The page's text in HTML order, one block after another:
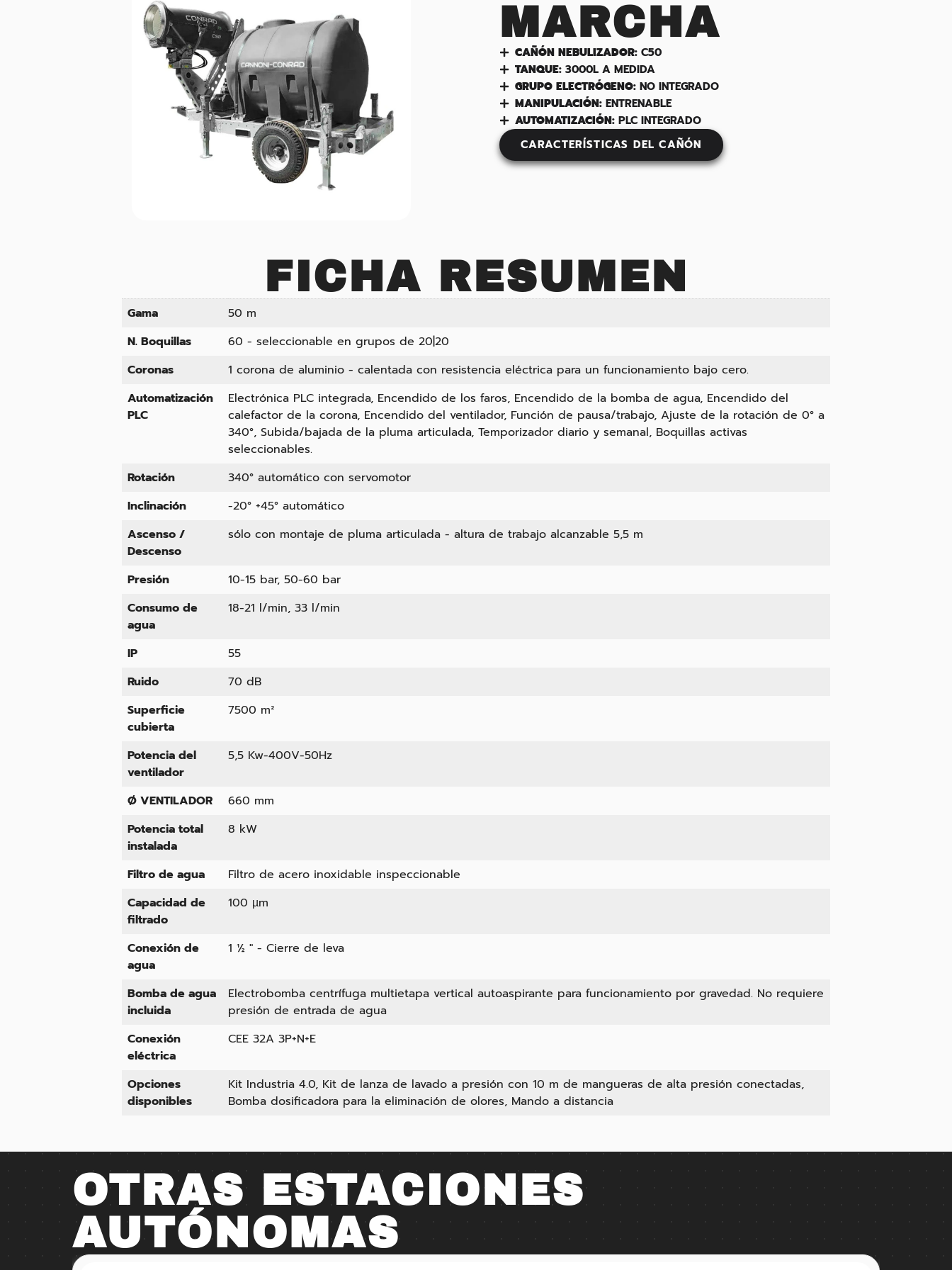
MARCHA
CAÑÓN NEBULIZADOR: C50
TANQUE: 3000L A MEDIDA
GRUPO ELECTRÓGENO: NO INTEGRADO
MANIPULACIÓN: ENTRENABLE
AUTOMATIZACIÓN: PLC INTEGRADO
CARACTERÍSTICAS DEL CAÑÓN
FICHA RESUMEN
Gama
50 m
N. Boquillas
60 - seleccionable en grupos de 20|20
Coronas
1 corona de aluminio - calentada con resistencia eléctrica para un funcionamiento bajo cero.
Automatización
PLC
Electrónica PLC integrada, Encendido de los faros, Encendido de la bomba de agua, Encendido del
calefactor de la corona, Encendido del ventilador, Función de pausa/trabajo, Ajuste de la rotación de 0° a
340°, Subida/bajada de la pluma articulada, Temporizador diario y semanal, Boquillas activas
seleccionables.
Rotación
340° automático con servomotor
Inclinación
-20° +45° automático
Ascenso /
Descenso
sólo con montaje de pluma articulada - altura de trabajo alcanzable 5,5 m
Presión
10-15 bar, 50-60 bar
Consumo de
agua
18-21 l/min, 33 l/min
IP
55
Ruido
70 dB
Superficie
cubierta
7500 m²
Potencia del
ventilador
5,5 Kw-400V-50Hz
Ø VENTILADOR
660 mm
Potencia total
instalada
8 kW
Filtro de agua
Filtro de acero inoxidable inspeccionable
Capacidad de
filtrado
100 µm
Conexión de
agua
1 ½ " - Cierre de leva
Bomba de agua
incluida
Electrobomba centrífuga multietapa vertical autoaspirante para funcionamiento por gravedad. No requiere
presión de entrada de agua
Conexión
eléctrica
CEE 32A 3P+N+E
Opciones
disponibles
Kit Industria 4.0, Kit de lanza de lavado a presión con 10 m de mangueras de alta presión conectadas,
Bomba dosificadora para la eliminación de olores, Mando a distancia
OTRAS ESTACIONES
AUTÓNOMAS